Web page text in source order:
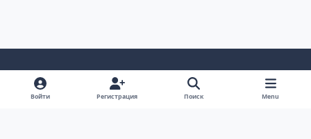
Светлый Режим
Темный РежимНастройка Системы
Войти Регистрация Поиск Menu